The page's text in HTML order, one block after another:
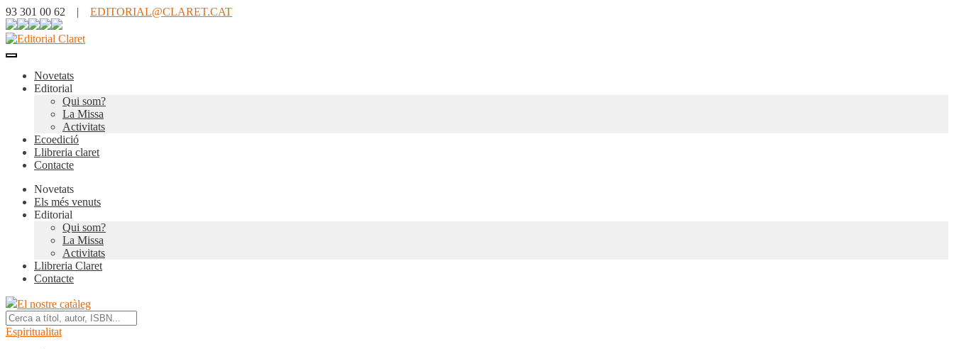
93 301 00 62 | EDITORIAL@CLARET.CAT
Novetats
Editorial
Qui som?
La Missa
Activitats
Ecoedició
Llibreria claret
Contacte
Novetats
Els més venuts
Editorial
Qui som?
La Missa
Activitats
Llibreria Claret
Contacte
El nostre catàleg
Espiritualitat